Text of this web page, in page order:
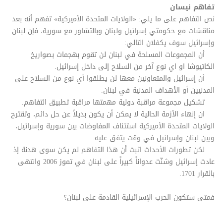
تفاهم نيسان
نص التفاهم على ما يلي: «الولايات المتحدة الأميركية» تفهم أنه بعد
مناقشات مع حكومتي إسرائيل ولبنان وبالتشاور مع سورية، فإن لبنان
وإسرائيل سوف يكفلان التالي:
أن المجموعات المسلحة في لبنان لن تقوم بهجمات بصواريخ
الكاتيوشا او اي نوع آخر من السلاح إلى داخل إسرائيل.
أن إسرائيل والمتعاونين معها لن يطلقوا أي نوع من السلاح على
المدنيين أو الأهداف المدنية في لبنان.
تشكيل مجموعة مراقبة دولية مهمتها مراقبة تطبيق التفاهم.
ان إنهاء الأزمة الحالية لا يمكن أن يكون بديلاً عن حل دائم، وتقترح
الولايات المتحدة الأميركية استئناف المفاوضات بين سورية وإسرائيل،
وبين لبنان وإسرائيل في وقت يتفق عليه.
لكن تطورات الأحداث اثبت أن هذا التفاهم لم يكن سوى هدنة إذ
عادت إسرائيل وشنّت عدواناً كبيراً على لبنان في تموز 2006 وانتهى
بالقرار 1701.
فمتى ستكون الحرب الإسرائيلية القادمة على لبنان؟